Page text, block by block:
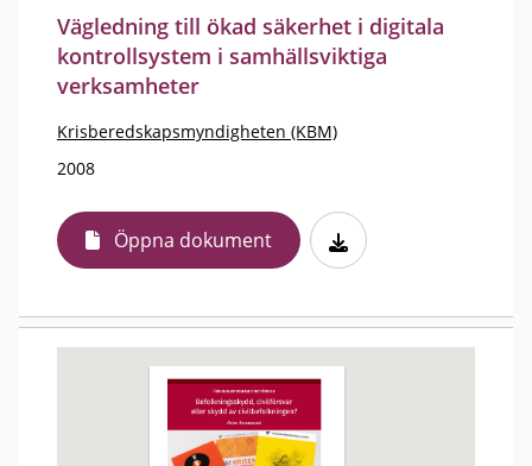
Vägledning till ökad säkerhet i digitala
kontrollsystem i samhällsviktiga
verksamheter
Krisberedskapsmyndigheten (KBM)
2008
Öppna dokument